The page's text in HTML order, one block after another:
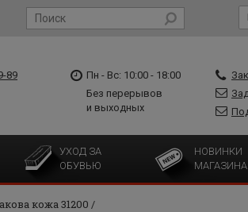
89
Пн - Вс: 10:00 - 18:00
Без перерывов
и выходных
УХОД ЗА
ОБУВЬЮ
НОВИНКИ
МАГАЗИНА
кожа 31200